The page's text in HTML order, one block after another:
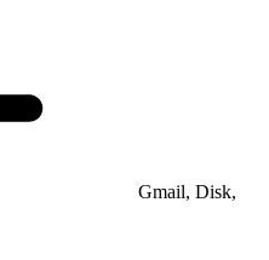
Gmail, Disk,